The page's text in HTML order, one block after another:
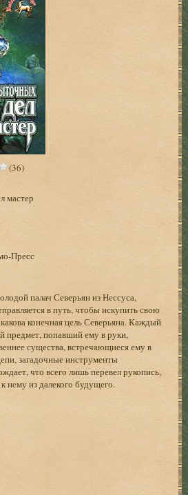
(36)
мастер
Пресс
палач Северьян из Нессуса,
в путь, чтобы искупить свою
конечная цель Северьяна. Каждый
предмет, попавший ему в руки,
существа, встречающиеся ему в
загадочные инструменты
что всего лишь перевел рукопись,
нему из далекого будущего.